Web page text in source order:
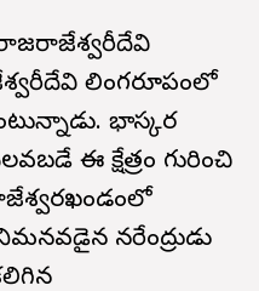
లింగరూపంలో
భాస్కర
ఈ క్షేత్రం గురించి
నరేంద్రుడు